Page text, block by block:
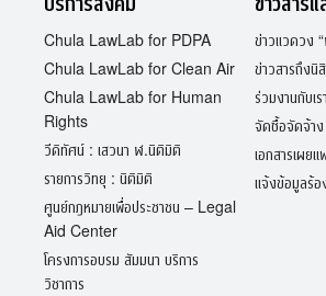
Chula LawLab for PDPA
Chula LawLab for Clean Air
Chula LawLab for Human
Rights
วีดิทัศน์ : เสวนา ฬ.นิติมิติ
รายการวิทยุ : นิติมิติ
ศูนย์กฎหมายเพื่อประชาชน – Legal
Aid Center
โครงการอบรม สัมมนา บริการ
วิชาการ
ข่าวแวดวง
ข่าวสารถึงนิ
ร่วมงานกับเรา
จัดซื้อจัดจ้าง
เอกสารเผยแ
แจ้งข้อมูลร้อ